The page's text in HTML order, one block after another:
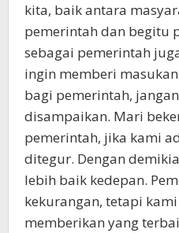
kita, baik antara
pemerintah dan begitu
sebagai pemerintah
ingin memberi
bagi pemerintah,
disampaikan. Mari
pemerintah, jika kami
ditegur. Dengan
lebih baik kedepan.
kekurangan, tetapi
memberikan yang